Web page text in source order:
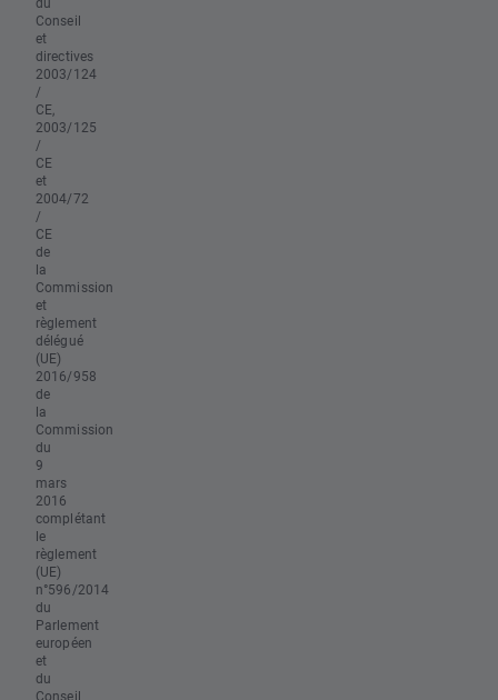
Conseil
et
directives
2003/124
/
CE,
2003/125
/
CE
et
2004/72
/
CE
de
la
Commission
et
règlement
délégué
(UE)
2016/958
de
la
Commission
du
9
mars
2016
complétant
le
règlement
(UE)
n°596/2014
du
Parlement
européen
et
du
Conseil